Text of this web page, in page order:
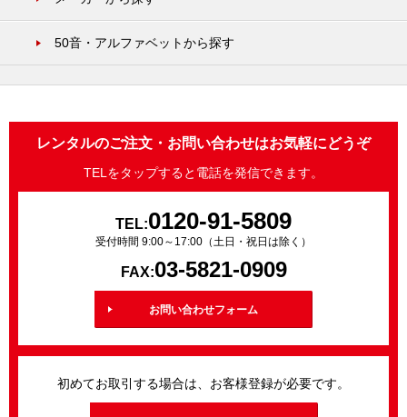
50音・アルファベットから探す
レンタルのご注文・お問い合わせはお気軽にどうぞ
TELをタップすると電話を発信できます。
TEL:0120-91-5809
受付時間 9:00～17:00（土日・祝日は除く）
FAX:03-5821-0909
お問い合わせフォーム
初めてお取引する場合は、お客様登録が必要です。